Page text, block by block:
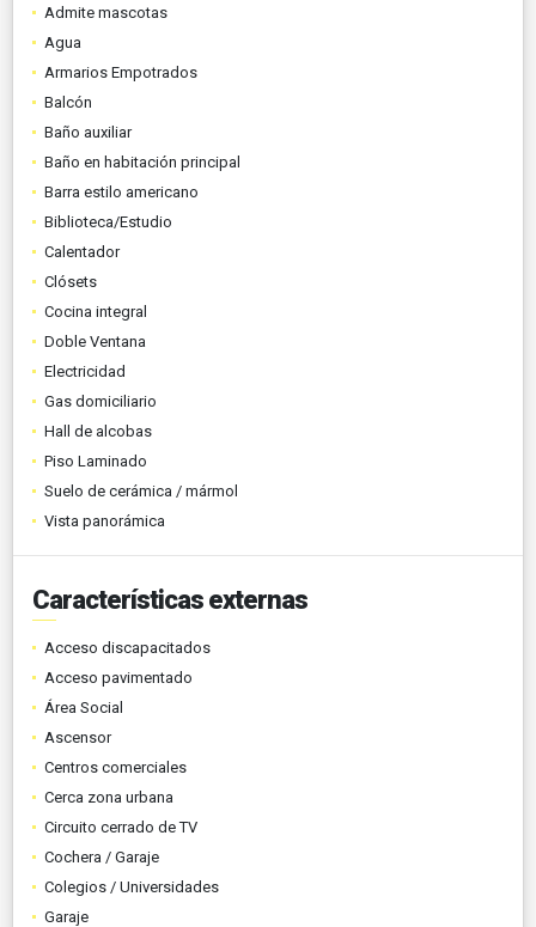
Admite mascotas
Agua
Armarios Empotrados
Balcón
Baño auxiliar
Baño en habitación principal
Barra estilo americano
Biblioteca/Estudio
Calentador
Clósets
Cocina integral
Doble Ventana
Electricidad
Gas domiciliario
Hall de alcobas
Piso Laminado
Suelo de cerámica / mármol
Vista panorámica
Características externas
Acceso discapacitados
Acceso pavimentado
Área Social
Ascensor
Centros comerciales
Cerca zona urbana
Circuito cerrado de TV
Cochera / Garaje
Colegios / Universidades
Garaje